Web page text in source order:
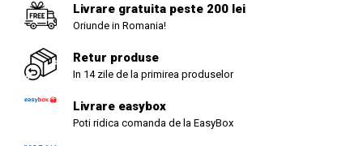
Livrare gratuita peste 200 lei
Oriunde in Romania!
Retur produse
In 14 zile de la primirea produselor
Livrare easybox
Poti ridica comanda de la EasyBox